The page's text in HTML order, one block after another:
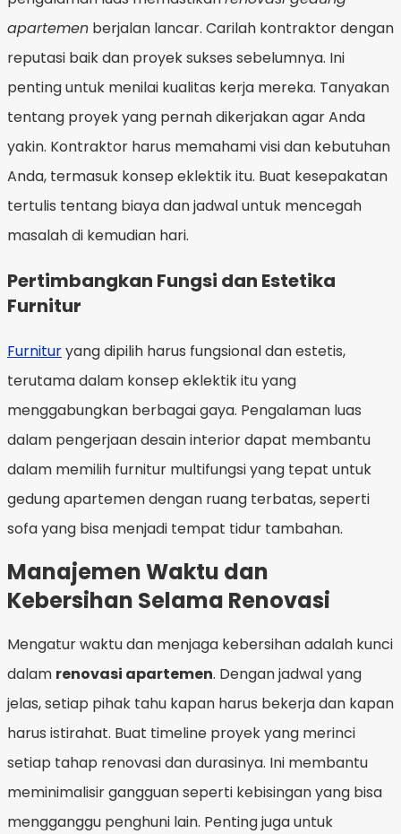
apartemen berjalan lancar. Carilah kontraktor dengan
reputasi baik dan proyek sukses sebelumnya. Ini
penting untuk menilai kualitas kerja mereka. Tanyakan
tentang proyek yang pernah dikerjakan agar Anda
yakin. Kontraktor harus memahami visi dan kebutuhan
Anda, termasuk konsep eklektik itu. Buat kesepakatan
tertulis tentang biaya dan jadwal untuk mencegah
masalah di kemudian hari.
Pertimbangkan Fungsi dan Estetika
Furnitur
Furnituryang dipilih harus fungsional dan estetis,
terutama dalam konsep eklektik itu yang
menggabungkan berbagai gaya. Pengalaman luas
dalam pengerjaan desain interior dapat membantu
dalam memilih furnitur multifungsi yang tepat untuk
gedung apartemen dengan ruang terbatas, seperti
sofa yang bisa menjadi tempat tidur tambahan.
Manajemen Waktu dan
Kebersihan Selama Renovasi
Mengatur waktu dan menjaga kebersihan adalah kunci
dalam renovasi apartemen. Dengan jadwal yang
jelas, setiap pihak tahu kapan harus bekerja dan kapan
harus istirahat. Buat timeline proyek yang merinci
setiap tahap renovasi dan durasinya. Ini membantu
meminimalisir gangguan seperti kebisingan yang bisa
mengganggu penghuni lain. Penting juga untuk